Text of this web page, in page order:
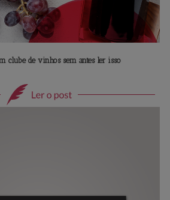
clube de vinhos sem antes ler isso